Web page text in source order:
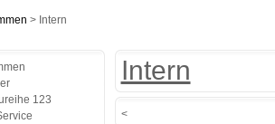
> Intern
123
Intern
<